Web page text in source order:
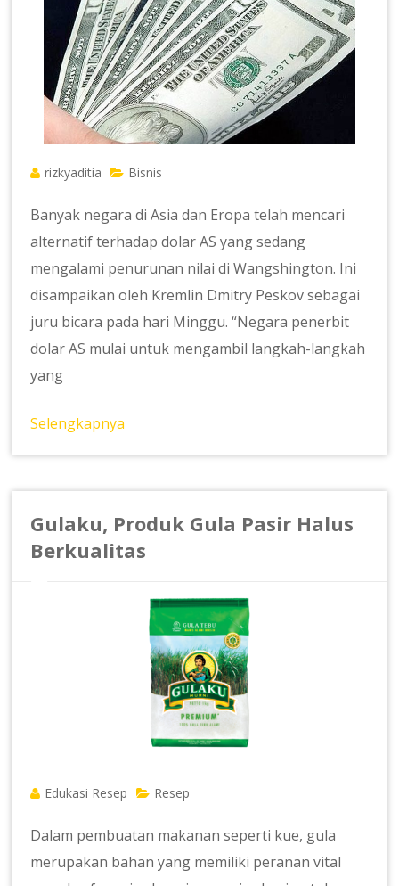
rizkyaditia Bisnis
Banyak negara di Asia dan Eropa telah mencari
alternatif terhadap dolar AS yang sedang
mengalami penurunan nilai di Wangshington. Ini
disampaikan oleh Kremlin Dmitry Peskov sebagai
juru bicara pada hari Minggu. “Negara penerbit
dolar AS mulai untuk mengambil langkah-langkah
yang
Selengkapnya
Gulaku, Produk Gula Pasir Halus
Berkualitas
Edukasi Resep Resep
Dalam pembuatan makanan seperti kue, gula
merupakan bahan yang memiliki peranan vital